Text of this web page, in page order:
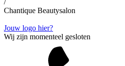
/
Chantique Beautysalon
Jouw logo hier?
Wij zijn momenteel gesloten